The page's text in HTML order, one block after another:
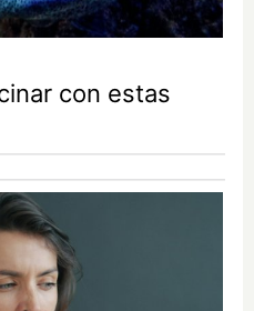
con estas